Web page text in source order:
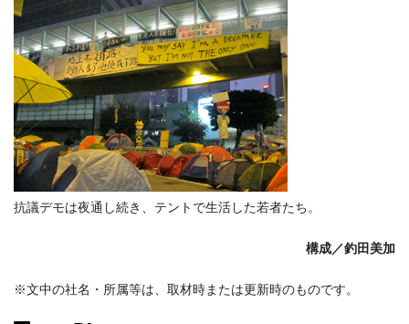
抗議デモは夜通し続き、テントで生活した若者たち。
構成／釣田美加
※文中の社名・所属等は、取材時または更新時のものです。